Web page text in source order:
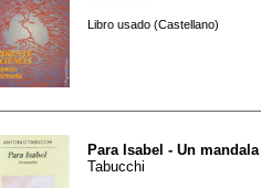
Libro usado (Castellano)
Para Isabel - Un mandala
Tabucchi